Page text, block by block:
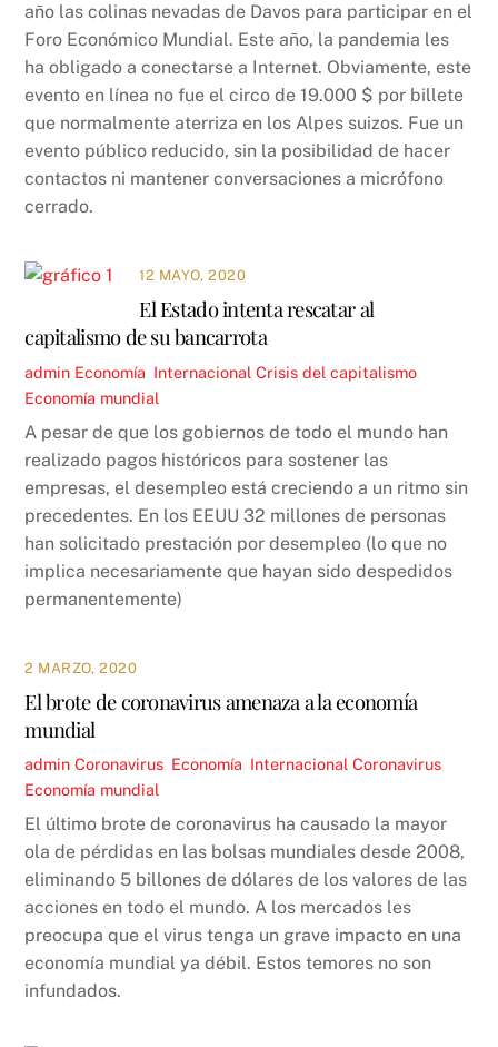
año las colinas nevadas de Davos para participar en el
Foro Económico Mundial. Este año, la pandemia les
ha obligado a conectarse a Internet. Obviamente, este
evento en línea no fue el circo de 19.000 $ por billete
que normalmente aterriza en los Alpes suizos. Fue un
evento público reducido, sin la posibilidad de hacer
contactos ni mantener conversaciones a micrófono
cerrado.
12 MAYO, 2020
El Estado intenta rescatar al
capitalismo de su bancarrota
admin Economía Internacional Crisis del capitalismo
Economía mundial
A pesar de que los gobiernos de todo el mundo han
realizado pagos históricos para sostener las
empresas, el desempleo está creciendo a un ritmo sin
precedentes. En los EEUU 32 millones de personas
han solicitado prestación por desempleo (lo que no
implica necesariamente que hayan sido despedidos
permanentemente)
2 MARZO, 2020
El brote de coronavirus amenaza a la economía
mundial
admin Coronavirus Economía Internacional Coronavirus
Economía mundial
El último brote de coronavirus ha causado la mayor
ola de pérdidas en las bolsas mundiales desde 2008,
eliminando 5 billones de dólares de los valores de las
acciones en todo el mundo. A los mercados les
preocupa que el virus tenga un grave impacto en una
economía mundial ya débil. Estos temores no son
infundados.